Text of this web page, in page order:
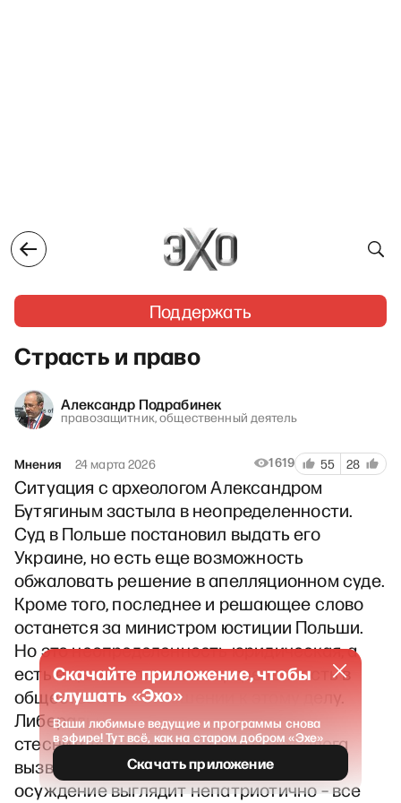
Поддержать
Страсть и право
Александр Подрабинек
правозащитник, общественный деятель
Мнения 24 марта 2026 1619 55 28
Ситуация с археологом Александром
Бутягиным застыла в неопределенности.
Суд в Польше постановил выдать его
Украине, но есть еще возможность
обжаловать решение в апелляционном суде.
Кроме того, последнее и решающее слово
останется за министром юстиции Польши.
Но это неопределенность юридическая, а
есть еще некоторая неопределенность в
общественном отношении к этому делу.
Либеральная публика в основном
стеснительно молчит. Защита археолога
вызвала бы гнев Украины, а публичное
осуждение выглядит непатриотично – все
Скачайте приложение, чтобы
слушать «Эхо»
Ваши любимые ведущие и программы снова
в эфире! Тут всё, как на старом добром «Эхе»
Скачать приложение